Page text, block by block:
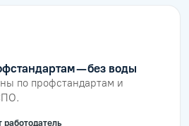
— без воды
по профстандартам и
работодатель